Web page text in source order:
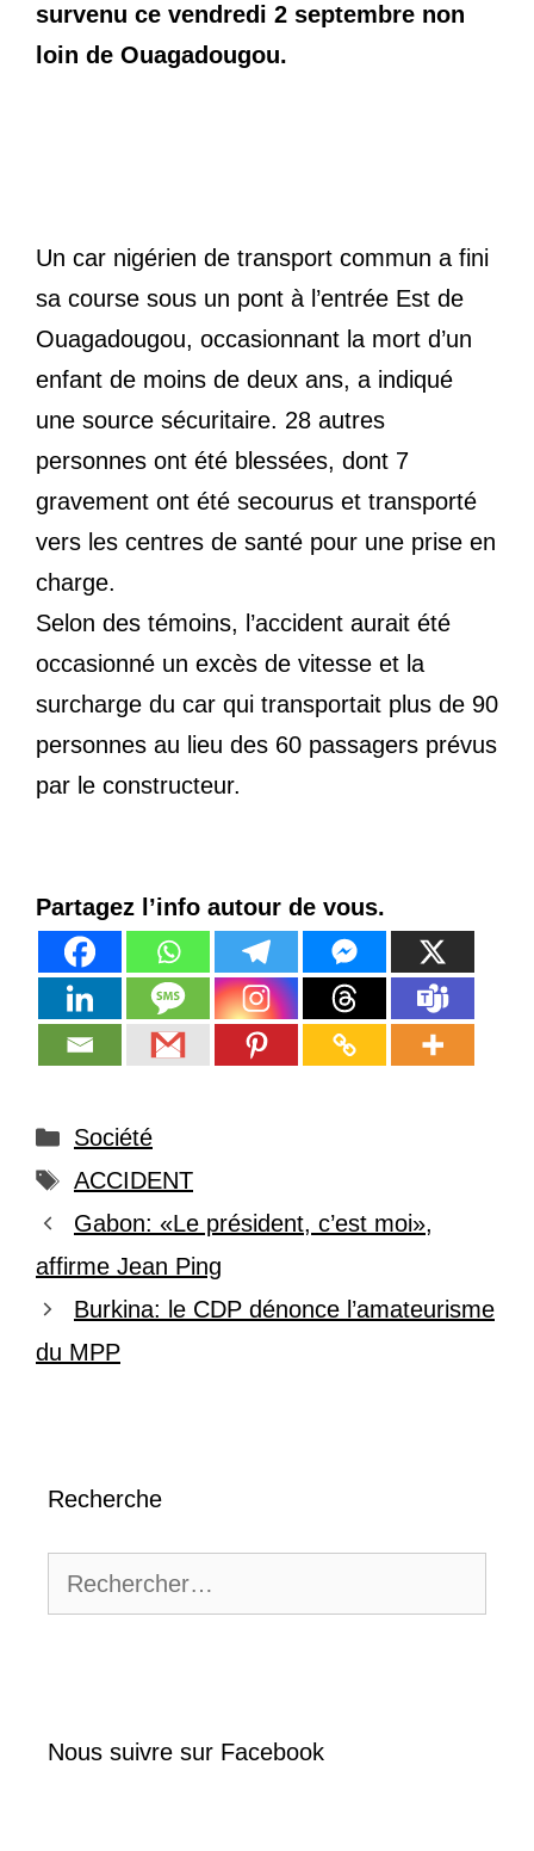
survenu ce vendredi 2 septembre non
loin de Ouagadougou.
Un car nigérien de transport commun a fini
sa course sous un pont à l’entrée Est de
Ouagadougou, occasionnant la mort d’un
enfant de moins de deux ans, a indiqué
une source sécuritaire. 28 autres
personnes ont été blessées, dont 7
gravement ont été secourus et transporté
vers les centres de santé pour une prise en
charge.
Selon des témoins, l’accident aurait été
occasionné un excès de vitesse et la
surcharge du car qui transportait plus de 90
personnes au lieu des 60 passagers prévus
par le constructeur.
Partagez l’info autour de vous.
Catégories
Société
Étiquettes
ACCIDENT
Gabon: «Le président, c’est moi»,
affirme Jean Ping
Burkina: le CDP dénonce l’amateurisme
du MPP
Recherche
Nous suivre sur Facebook